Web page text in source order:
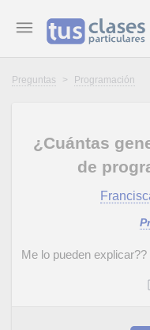
Preguntas > Programación
¿Cuántas
de
Me lo pueden